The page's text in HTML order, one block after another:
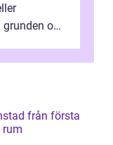
och
första